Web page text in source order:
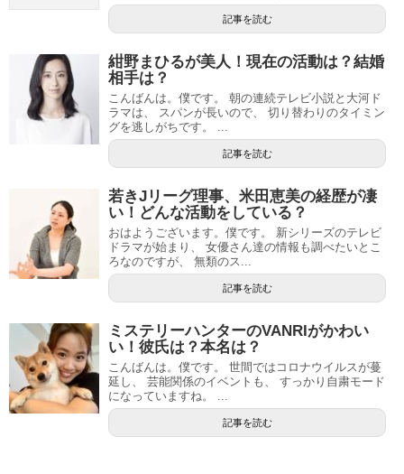
記事を読む
紺野まひるが美人！現在の活動は？結婚
相手は？
こんばんは。僕です。 朝の連続テレビ小説と大河ド
ラマは、 スパンが長いので、 切り替わりのタイミン
グを逃しがちです。 ...
記事を読む
若きJリーグ理事、米田恵美の経歴が凄
い！どんな活動をしている？
おはようございます。僕です。 新シリーズのテレビ
ドラマが始まり、 女優さん達の情報も調べたいとこ
ろなのですが、 無類のス...
記事を読む
ミステリーハンターのVANRIがかわい
い！彼氏は？本名は？
こんばんは。僕です。 世間ではコロナウイルスが蔓
延し、 芸能関係のイベントも、 すっかり自粛モード
になっていますね。 ...
記事を読む